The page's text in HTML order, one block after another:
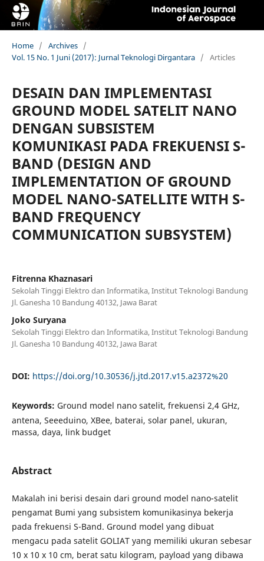
Home / Archives /
Vol. 15 No. 1 Juni (2017): Jurnal Teknologi Dirgantara / Articles
DESAIN DAN IMPLEMENTASI
GROUND MODEL SATELIT NANO
DENGAN SUBSISTEM
KOMUNIKASI PADA FREKUENSI S-
BAND (DESIGN AND
IMPLEMENTATION OF GROUND
MODEL NANO-SATELLITE WITH S-
BAND FREQUENCY
COMMUNICATION SUBSYSTEM)
Fitrenna Khaznasari
Sekolah Tinggi Elektro dan Informatika, Institut Teknologi Bandung
Jl. Ganesha 10 Bandung 40132, Jawa Barat
Joko Suryana
Sekolah Tinggi Elektro dan Informatika, Institut Teknologi Bandung
Jl. Ganesha 10 Bandung 40132, Jawa Barat
DOI: https://doi.org/10.30536/j.jtd.2017.v15.a2372%20
Keywords: Ground model nano satelit, frekuensi 2,4 GHz,
antena, Seeeduino, XBee, baterai, solar panel, ukuran,
massa, daya, link budget
Abstract
Makalah ini berisi desain dari ground model nano-satelit
pengamat Bumi yang subsistem komunikasinya bekerja
pada frekuensi S-Band. Ground model yang dibuat
mengacu pada satelit GOLIAT yang memiliki ukuran sebesar
10 x 10 x 10 cm, berat satu kilogram, payload yang dibawa